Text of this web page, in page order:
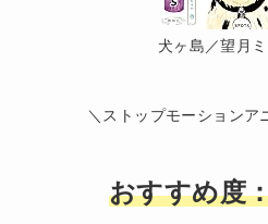
犬ヶ島／望月
＼ストップモーションア
おすすめ